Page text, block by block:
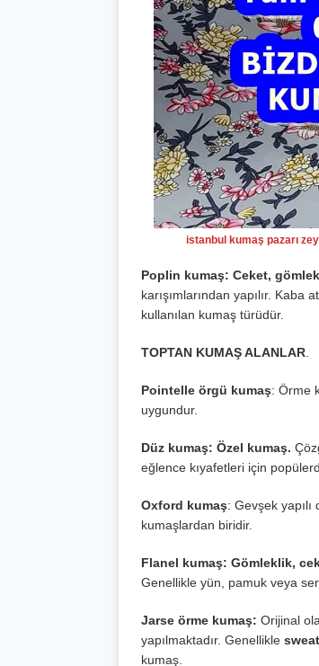
istanbul kumaş pazarı
Poplin kumaş: Ceket,
karışımlarından yapılır. Kaba
kullanılan kumaş türüdür.
TOPTAN KUMAŞ ALANLAR
Pointelle örgü kumaş: Örme
uygundur.
Düz kumaş: Özel kumaş.
eğlence kıyafetleri için
Oxford kumaş: Gevşek yapılı
kumaşlardan biridir.
Flanel kumaş: Gömleklik,
Genellikle yün, pamuk veya
Jarse örme kumaş: Orijinal
yapılmaktadır. Genellikle
kumaş.